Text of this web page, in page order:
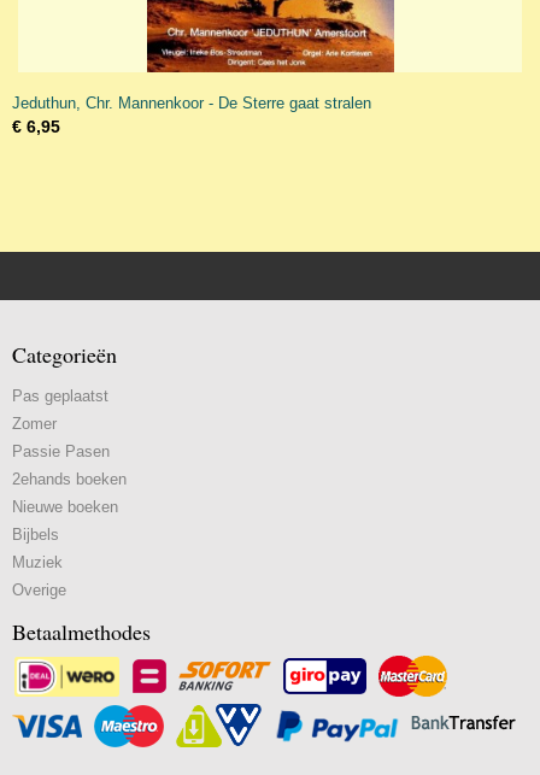
Jeduthun, Chr. Mannenkoor - De Sterre gaat stralen
€ 6,95
Categorieën
Pas geplaatst
Zomer
Passie Pasen
2ehands boeken
Nieuwe boeken
Bijbels
Muziek
Overige
Betaalmethodes